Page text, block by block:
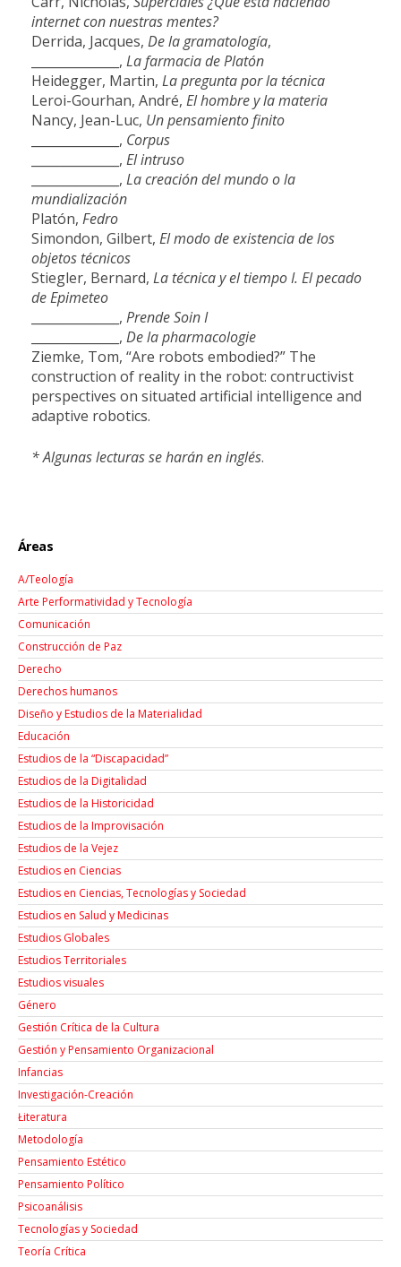
internet con nuestras mentes?
Derrida, Jacques, De la gramatología,
______________, La farmacia de Platón
Heidegger, Martin, La pregunta por la técnica
Leroi-Gourhan, André, El hombre y la materia
Nancy, Jean-Luc, Un pensamiento finito
______________, Corpus
______________, El intruso
______________, La creación del mundo o la
mundialización
Platón, Fedro
Simondon, Gilbert, El modo de existencia de los
objetos técnicos
Stiegler, Bernard, La técnica y el tiempo I. El pecado
de Epimeteo
______________, Prende Soin I
______________, De la pharmacologie
Ziemke, Tom, “Are robots embodied?” The
construction of reality in the robot: contructivist
perspectives on situated artificial intelligence and
adaptive robotics.
* Algunas lecturas se harán en inglés.
Áreas
A/Teología
Arte Performatividad y Tecnología
Comunicación
Construcción de Paz
Derecho
Derechos humanos
Diseño y Estudios de la Materialidad
Educación
Estudios de la “Discapacidad”
Estudios de la Digitalidad
Estudios de la Historicidad
Estudios de la Improvisación
Estudios de la Vejez
Estudios en Ciencias
Estudios en Ciencias, Tecnologías y Sociedad
Estudios en Salud y Medicinas
Estudios Globales
Estudios Territoriales
Estudios visuales
Género
Gestión Crítica de la Cultura
Gestión y Pensamiento Organizacional
Infancias
Investigación-Creación
Łiteratura
Metodología
Pensamiento Estético
Pensamiento Político
Psicoanálisis
Tecnologías y Sociedad
Teoría Crítica